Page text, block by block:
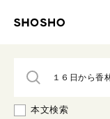
本文検索